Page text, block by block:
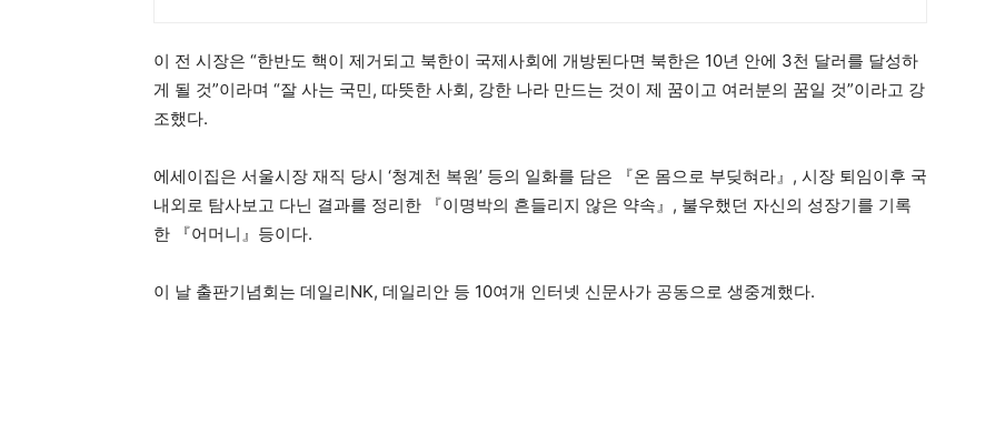
이 전 시장은 “한반도 핵이 제거되고 북한이 국제사회에 개방된다면 북한은 10년 안에 3천 달러를 달성하
게 될 것”이라며 “잘 사는 국민, 따뜻한 사회, 강한 나라 만드는 것이 제 꿈이고 여러분의 꿈일 것”이라고 강
조했다.
에세이집은 서울시장 재직 당시 ‘청계천 복원’ 등의 일화를 담은 『온 몸으로 부딪혀라』, 시장 퇴임이후 국
내외로 탐사보고 다닌 결과를 정리한 『이명박의 흔들리지 않은 약속』, 불우했던 자신의 성장기를 기록
한 『어머니』등이다.
이 날 출판기념회는 데일리NK, 데일리안 등 10여개 인터넷 신문사가 공동으로 생중계했다.